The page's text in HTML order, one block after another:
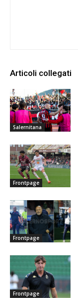
Articoli collegati
Salernitana
Frontpage
Frontpage
Frontpage